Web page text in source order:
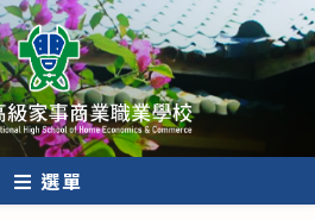
選單